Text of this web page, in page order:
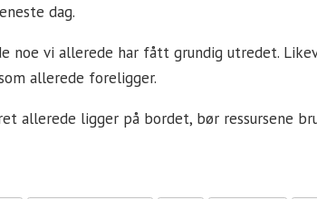
dag.
noe vi allerede har fått grundig utredet.
allerede foreligger.
allerede ligger på bordet, bør ressursene